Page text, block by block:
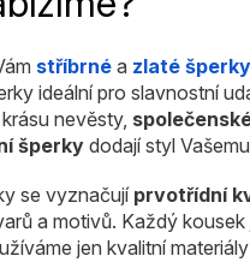
stříbrné a zlaté šperky
ideální pro slavnostní
nevěsty,
šperky dodají styl
se vyznačují prvotřídní
a motivů. Každý
jen kvalitní